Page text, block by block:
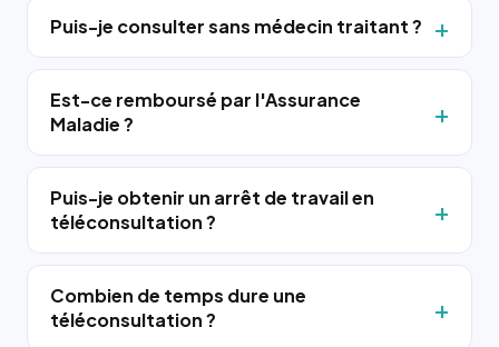
Puis-je consulter sans médecin traitant ?
Est-ce remboursé par l'Assurance
Maladie ?
Puis-je obtenir un arrêt de travail en
téléconsultation ?
Combien de temps dure une
téléconsultation ?